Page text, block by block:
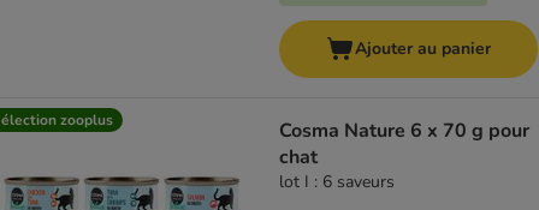
Ajouter au panier
zooplus
Cosma Nature 6 x 70 g pour
chat
lot I : 6 saveurs